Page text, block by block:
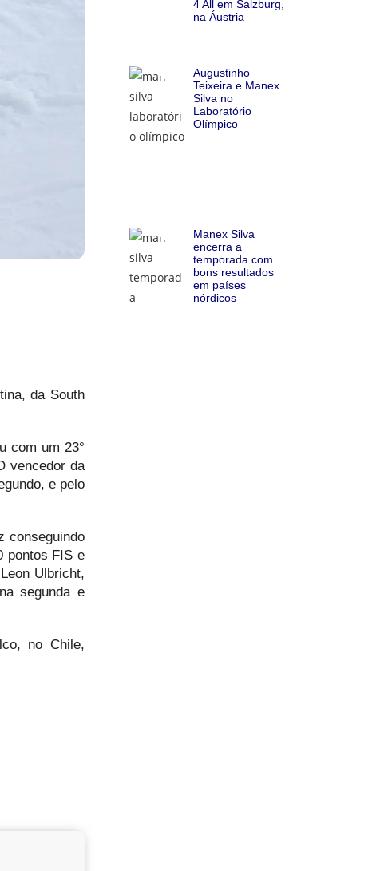
da South
com um 23°
vencedor da
e pelo
conseguindo
pontos FIS e
Ulbricht,
segunda e
no Chile,
4 All em Salzburg,
na Áustria
Augustinho
Teixeira e Manex
Silva no
Laboratório
Olímpico
Manex Silva
encerra a
temporada com
bons resultados
em países
nórdicos